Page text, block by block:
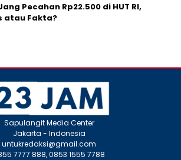
Pecahan Rp22.500 di HUT RI,
atau Fakta?
Sapulangit Media Center
Jakarta - Indonesia
untukredaksi@gmail.com
7777 888, 0853 1555 7788